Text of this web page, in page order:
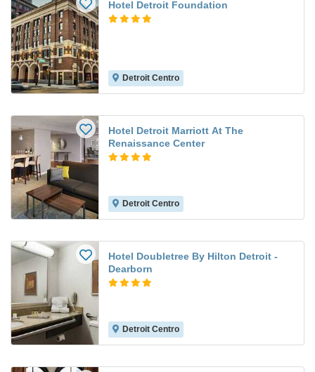
Hotel Detroit Foundation
Detroit Centro
Hotel Detroit Marriott At The
Renaissance Center
Detroit Centro
Hotel Doubletree By Hilton Detroit -
Dearborn
Detroit Centro